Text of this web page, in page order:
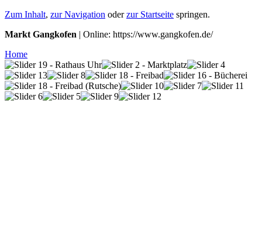
Zum Inhalt, zur Navigation oderzur Startseite springen.
Markt Gangkofen | Online: https://www.gangkofen.de/
Home